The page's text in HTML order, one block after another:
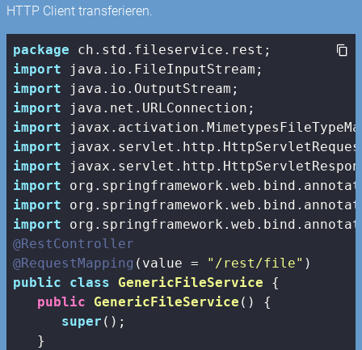
HTTP Client transferieren.
package
import
import
import
import
import
import
import
import
import
@RestController
@RequestMapping (value = "/rest/file"
public
class GenericFileService
{
public
GenericFileService ()
{
super ();
   }